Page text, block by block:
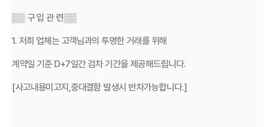
▒▒ 구 입 관 련▒▒
1. 저희 업체는 고객님과의 투명한 거래를 위해
계약일 기준 D+7일간 검차 기간을 제공해드립니다.
[사고내용미고지,중대결함 발생시 반차가능합니다.]